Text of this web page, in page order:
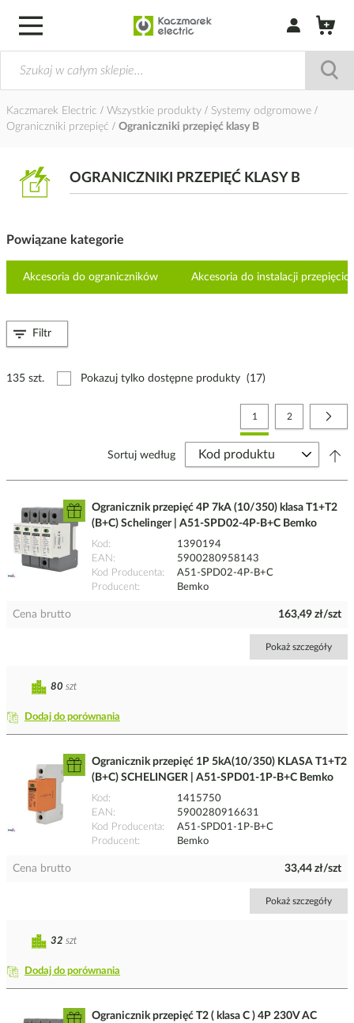
Zaloguj się /
Kaczmarek Electric Wszystkie produkty
Systemy odgromowe
Ograniczniki przepięć
Ograniczniki przepięć klasy B
OGRANICZNIKI PRZEPIĘĆ KLASY B
Powiązane kategorie
Akcesoria do ograniczników Akcesoria do instalacji
135 szt. Pokazuj tylko dostępne produkty (17)
Strona
Aktualnie czytasz stronę
1 Strona
2
Sortuj według
Ogranicznik przepięć 4P 7kA (10/350) klasa T1+T2
(B+C) Schelinger | A51-SPD02-4P-B+C Bemko
Kod
1390194
EAN
5900280958143
Kod Producenta
A51-SPD02-4P-B+C
Producent
Bemko
Cena brutto 163,49 zł/szt
Pokaż szczegóły
Dodaj do porównania
80 szt
Ogranicznik przepięć 1P 5kA(10/350) KLASA T1+T2
(B+C) SCHELINGER | A51-SPD01-1P-B+C Bemko
Kod
1415750
EAN
5900280916631
Kod Producenta
A51-SPD01-1P-B+C
Producent
Bemko
Cena brutto 33,44 zł/szt
Pokaż szczegóły
Dodaj do porównania
32 szt
Ogranicznik przepięć T2 ( klasa C ) 4P 230V AC
Filtr